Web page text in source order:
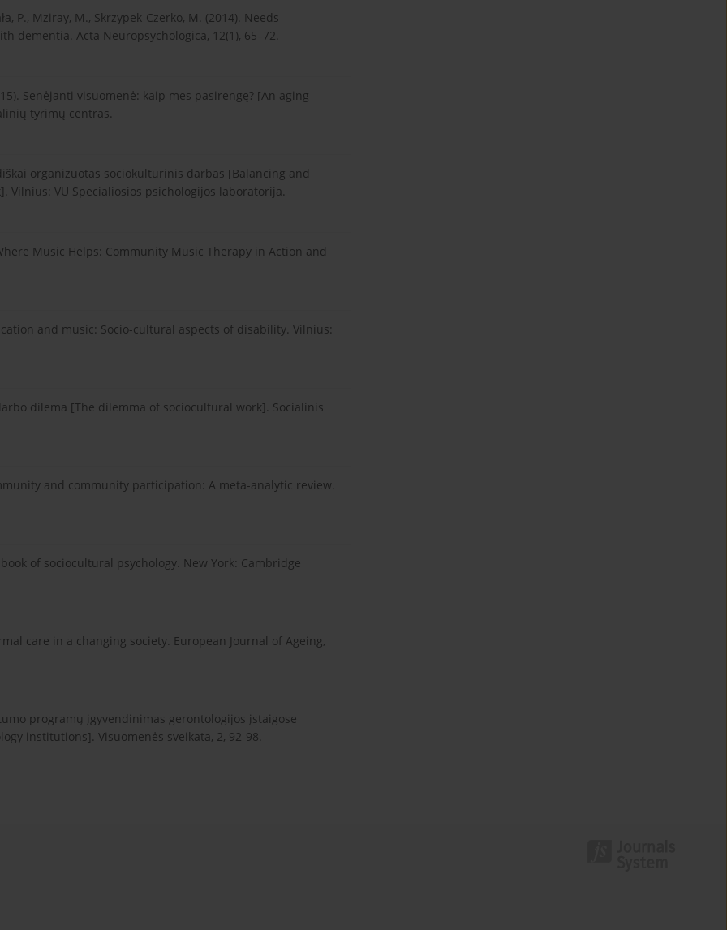
P., Mziray, M., Skrzypek-Czerko, M. (2014). Needs
dementia. Acta Neuropsychologica, 12(1), 65–72.
Senėjanti visuomenė: kaip mes pasirengę? [An aging
tyrimų centras.
organizuotas sociokultūrinis darbas [Balancing and
VU Specialiosios psichologijos laboratorija.
Music Helps: Community Music Therapy in Action and
and music: Socio-cultural aspects of disability. Vilnius:
dilema [The dilemma of sociocultural work]. Socialinis
and community participation: A meta-analytic review.
of sociocultural psychology. New York: Cambridge
care in a changing society. European Journal of Ageing,
programų įgyvendinimas gerontologijos įstaigose
institutions]. Visuomenės sveikata, 2, 92-98.